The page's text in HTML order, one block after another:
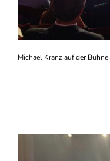
Michael Kranz auf der